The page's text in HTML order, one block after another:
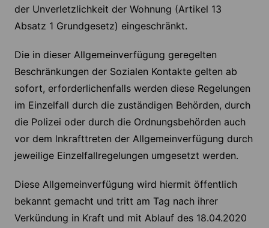
der Unverletzlichkeit der Wohnung (Artikel 13
Absatz 1 Grundgesetz) eingeschränkt.
Die in dieser Allgemeinverfügung geregelten
Beschränkungen der Sozialen Kontakte gelten ab
sofort, erforderlichenfalls werden diese Regelungen
im Einzelfall durch die zuständigen Behörden, durch
die Polizei oder durch die Ordnungsbehörden auch
vor dem lnkrafttreten der Allgemeinverfügung durch
jeweilige Einzelfallregelungen umge­setzt werden.
Diese Allgemeinverfügung wird hiermit öffentlich
bekannt gemacht und tritt am Tag nach ihrer
Verkündung in Kraft und mit Ablauf des 18.04.2020